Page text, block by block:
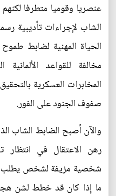
عنصريا وقوميا متطرفا
الشاب لإجراءات تأديبية
الحياة المهنية لضابط
مخالفة للقواعد
المخابرات العسكرية
صفوف الجنود على الفور.
والآن أصبح الضابط الشاب
رهن الاعتقال في انتظار
شخصية مزيفة لشخص يطلب
ما إذا كان قد خطط لشن